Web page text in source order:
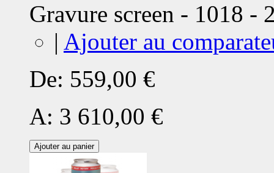
Gravure screen - 1018 -
| Ajouter au
De: 559,00 €
A: 3 610,00 €
Ajouter au panier